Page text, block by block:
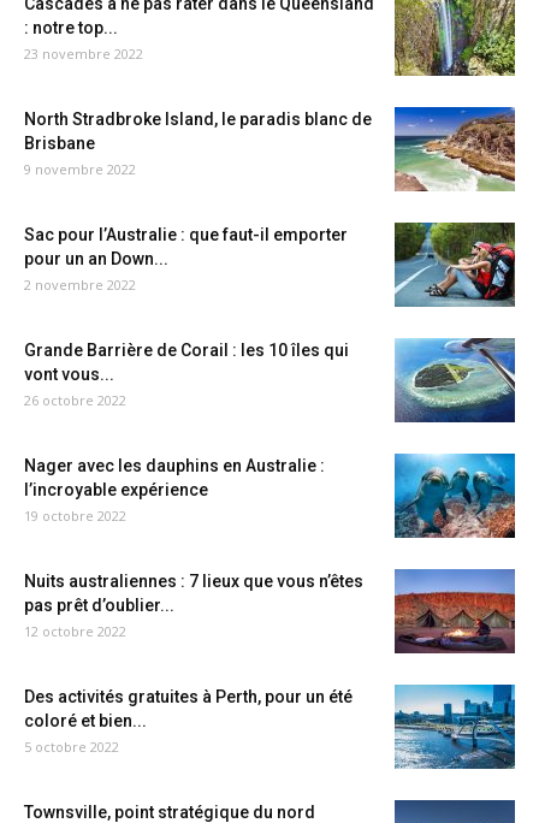
: notre top...
23 novembre 2022
North Stradbroke Island, le paradis blanc de
Brisbane
9 novembre 2022
Sac pour l’Australie : que faut-il emporter
pour un an Down...
2 novembre 2022
Grande Barrière de Corail : les 10 îles qui
vont vous...
26 octobre 2022
Nager avec les dauphins en Australie :
l’incroyable expérience
19 octobre 2022
Nuits australiennes : 7 lieux que vous n’êtes
pas prêt d’oublier...
12 octobre 2022
Des activités gratuites à Perth, pour un été
coloré et bien...
5 octobre 2022
Townsville, point stratégique du nord